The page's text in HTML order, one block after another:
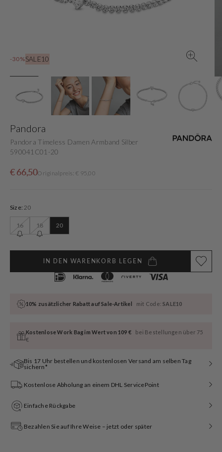
-30%SALE10
in
der
Pandora
Pandora Timeless Damen Armband Silber
590041C01-20
Verkaufspreis
€ 66,50
NormalerOriginalpreis: € 95,00
Size: 20
16
Variante
ausverkauft
nicht
18
Variante
ausverkauft
nicht
20Variante
ausverkauft
nicht
IN DEN WARENKORB LEGEN
10% zusätzlicher Rabatt auf Sale-Artikel mit Code:SALE10
Kostenlose Work Bag im Wert von 109 €
bei Bestellungen über 75
€
Bis 17 Uhr bestellen und kostenlosen Versand am selben Tag
sichern*
Kostenlose Abholung an einem DHL ServicePoint
Einfache Rückgabe
Bezahlen Sie auf Ihre Weise – jetzt oder später